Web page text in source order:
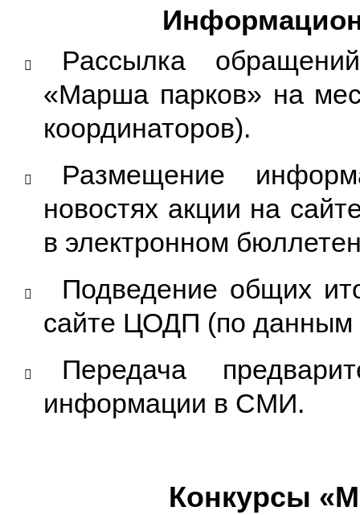
​
Рассылка
«Марша парков» на
координаторов).
​
Размещение
новостях акции на
в электронном
​
Подведение общих
сайте ЦОДП (по данным
​
Передача
информации в СМИ.
Конкурсы